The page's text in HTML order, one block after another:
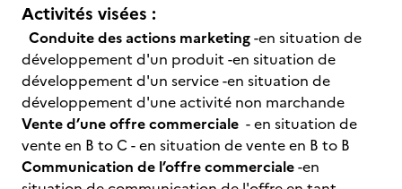
Activités visées :
Conduite des actions marketing-en situation de
développement d'un produit -en situation de
développement d'un service -en situation de
développement d'une activité non marchande
Vente d’une offre commerciale - en situation de
vente en B to C - en situation de vente en B to B
Communication de l’offre commerciale-en